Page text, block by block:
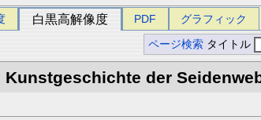
白黒高解像度 PDF グラフィック
ページ検索 タイトル
Kunstgeschichte der